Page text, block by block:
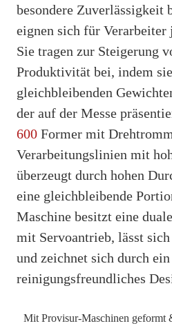
besondere Zuverlässigkeit
eignen sich für Verarbeiter
Sie tragen zur Steigerung
Produktivität bei, indem
gleichbleibenden
der auf der Messe
600 Former mit
Verarbeitungslinien mit
überzeugt durch hohen
eine gleichbleibende
Maschine besitzt eine
mit Servoantrieb, lässt
und zeichnet sich durch
reinigungsfreundliches
Mit Provisur-Maschinen geformt